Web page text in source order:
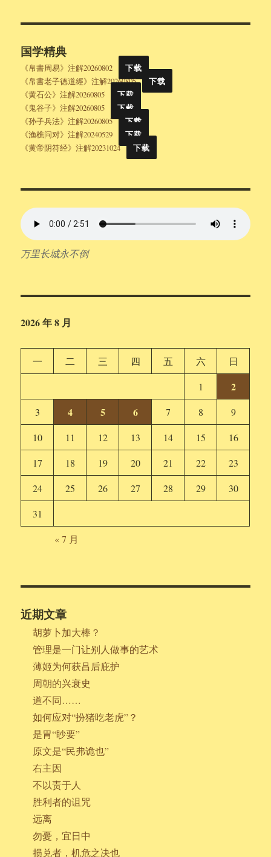
国学精典
《帛書周易》注解20260802
下载
《帛書老子德道經》注解20260805
下载
《黄石公》注解20260805
下载
《鬼谷子》注解20260805
下载
《孙子兵法》注解20260805
下载
《渔樵问对》注解20240529
下载
《黄帝阴符经》注解20231024
下载
万里长城永不倒
2026 年 8 月
一 二 三 四 五 六
日
1
2
3 4 5 6 7 8
9
10
11 12 13 14 15
16
17
18 19 20 21 22
23
24
25 26 27 28 29
30
31
« 7 月
近期文章
胡萝卜加大棒？
管理是一门让别人做事的艺术
薄姬为何获吕后庇护
周朝的兴衰史
道不同……
如何应对“扮猪吃老虎”？
是胃“眇要”
原文是“民弗诡也”
右主因
不以责于人
胜利者的诅咒
远离
勿憂，宜日中
损兑者，机危之决也